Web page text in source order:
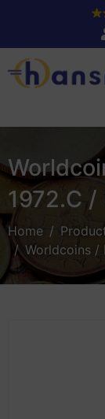
1972.C
Home
Worldcoins /